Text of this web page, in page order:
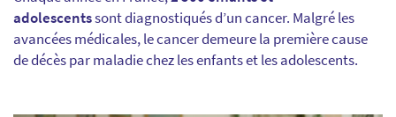
adolescentssont diagnostiqués d’un cancer. Malgré les
avancées médicales, le cancer demeure la première cause
de décès par maladie chez les enfants et les adolescents.